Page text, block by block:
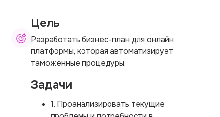
Цель
Разработать бизнес-план для онлайн
платформы, которая автоматизирует
таможенные процедуры.
Задачи
1. Проанализировать текущие